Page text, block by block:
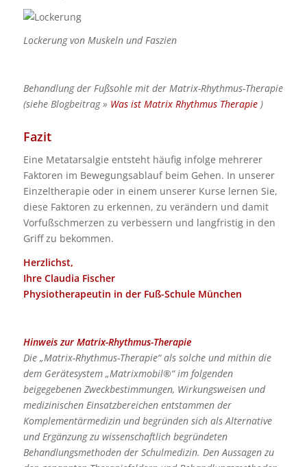
Lockerung von Muskeln und Faszien
Behandlung der Fußsohle mit der Matrix-Rhythmus-Therapie
(siehe Blogbeitrag » Was ist Matrix Rhythmus Therapie)
Fazit
Eine Metatarsalgie entsteht häufig infolge mehrerer
Faktoren im Bewegungsablauf beim Gehen. In unserer
Einzeltherapie oder in einem unserer Kurse lernen Sie,
diese Faktoren zu erkennen, zu verändern und damit
Vorfußschmerzen zu verbessern und langfristig in den
Griff zu bekommen.
Herzlichst,
Ihre Claudia Fischer
Physiotherapeutin in der Fuß-Schule München
Hinweis zur Matrix-Rhythmus-Therapie
Die „Matrix-Rhythmus-Therapie“ als solche und mithin die
dem Gerätesystem „Matrixmobil®“ im folgenden
beigegebenen Zweckbestimmungen, Wirkungsweisen und
medizinischen Einsatzbereichen entstammen der
Komplementärmedizin und begründen sich als Alternative
und Ergänzung zu wissenschaftlich begründeten
Behandlungsmethoden der Schulmedizin. Den Aussagen zu